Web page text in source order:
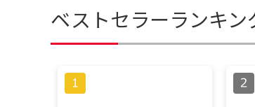
ベストセラーランキン